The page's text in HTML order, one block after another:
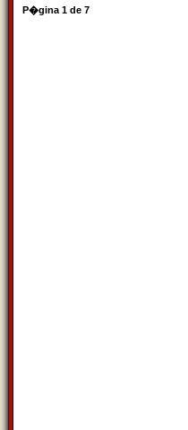
P�gina 1 de 7